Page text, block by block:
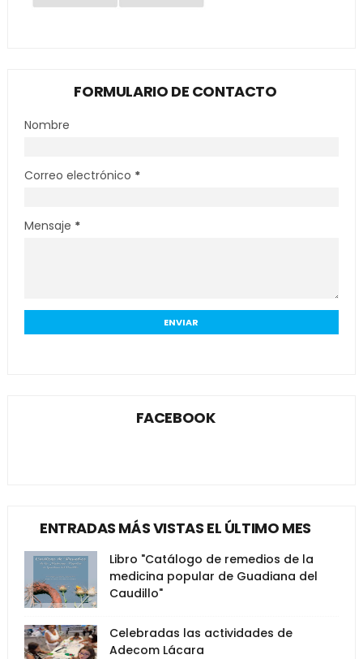
FORMULARIO DE CONTACTO
Nombre
Correo electrónico *
Mensaje *
FACEBOOK
ENTRADAS MÁS VISTAS EL ÚLTIMO MES
Libro "Catálogo de remedios de la
medicina popular de Guadiana del
Caudillo"
Celebradas las actividades de
Adecom Lácara